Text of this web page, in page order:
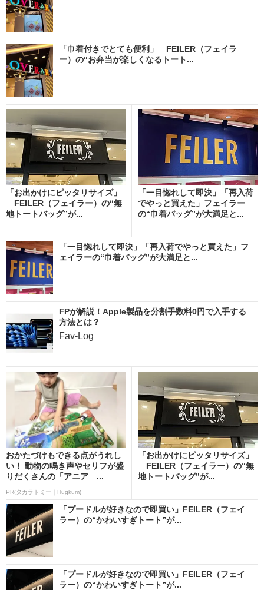
「巾着付きでとても便利」 FEILER（フェイラ
ー）の“お弁当が楽しくなるトート...
「お出かけにピッタリサイズ」
FEILER（フェイラー）の“無
地トートバッグ”が...
「一目惚れして即決」「再入荷
でやっと買えた」フェイラー
の“巾着バッグ”が大満足と...
「一目惚れして即決」「再入荷でやっと買えた」フ
ェイラーの“巾着バッグ”が大満足と...
FPが解説！Apple製品を分割手数料0円で入手する
方法とは？
Fav-Log
おかたづけもできる点がうれし
い！ 動物の鳴き声やセリフが盛
りだくさんの「アニア ...
PR(タカラトミー｜Hugkum)
「お出かけにピッタリサイズ」
FEILER（フェイラー）の“無
地トートバッグ”が...
「プードルが好きなので即買い」FEILER（フェイ
ラー）の“かわいすぎトート”が...
「プードルが好きなので即買い」FEILER（フェイ
ラー）の“かわいすぎトート”が...